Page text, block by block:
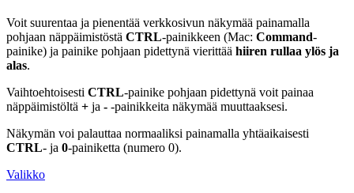
Voit suurentaa ja pienentää verkkosivun näkymää painamalla
pohjaan näppäimistöstä CTRL-painikkeen (Mac: Command-
painike) ja painike pohjaan pidettynä vierittää hiiren rullaa ylös ja
alas.
Vaihtoehtoisesti CTRL-painike pohjaan pidettynä voit painaa
näppäimistöltä + ja - -painikkeita näkymää muuttaaksesi.
Näkymän voi palauttaa normaaliksi painamalla yhtäaikaisesti
CTRL- ja 0-painiketta (numero 0).
Valikko